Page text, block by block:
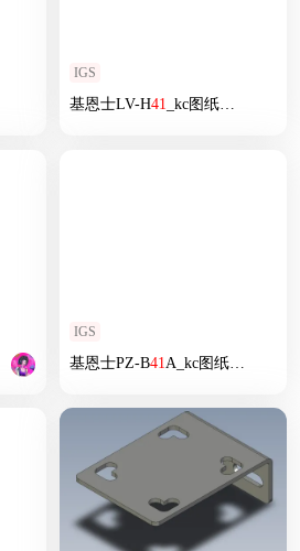
IGS
基恩士LV-H41 _kc图纸模型
IGS
基恩士PZ-B41A_kc图纸模型